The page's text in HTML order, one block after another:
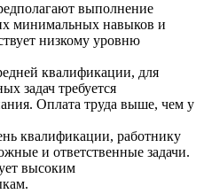
выполнение
минимальных навыков и
низкому уровню
квалификации, для
задач требуется
Оплата труда выше, чем у
квалификации, работнику
и ответственные задачи.
высоким